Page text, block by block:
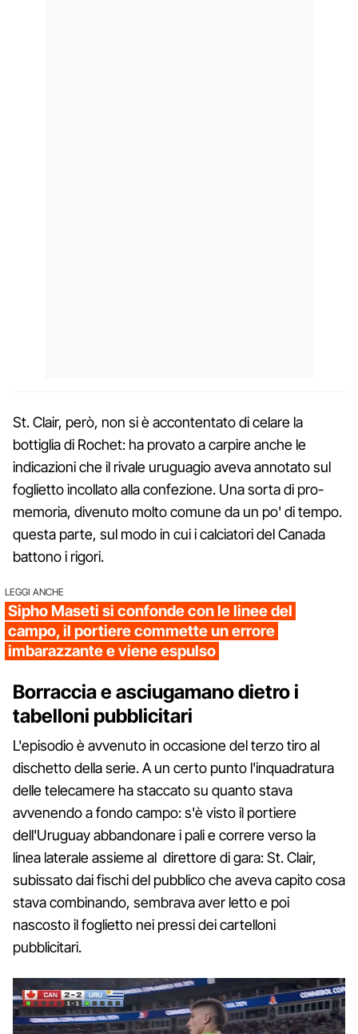
St. Clair, però, non si è accontentato di celare la
bottiglia di Rochet: ha provato a carpire anche le
indicazioni che il rivale uruguagio aveva annotato sul
foglietto incollato alla confezione. Una sorta di pro-
memoria, divenuto molto comune da un po' di tempo.
questa parte, sul modo in cui i calciatori del Canada
battono i rigori.
LEGGI ANCHE
Sipho Maseti si confonde con le linee del
campo, il portiere commette un errore
imbarazzante e viene espulso
Borraccia e asciugamano dietro i
tabelloni pubblicitari
L'episodio è avvenuto in occasione del terzo tiro al
dischetto della serie. A un certo punto l'inquadratura
delle telecamere ha staccato su quanto stava
avvenendo a fondo campo: s'è visto il portiere
dell'Uruguay abbandonare i pali e correre verso la
linea laterale assieme al direttore di gara: St. Clair,
subissato dai fischi del pubblico che aveva capito cosa
stava combinando, sembrava aver letto e poi
nascosto il foglietto nei pressi dei cartelloni
pubblicitari.